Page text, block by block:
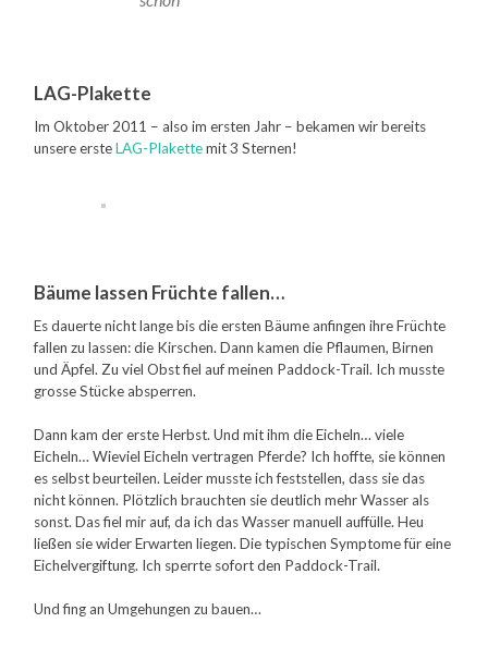
LAG-Plakette
Im Oktober 2011 – also im ersten Jahr – bekamen wir bereits
unsere ersteLAG-Plakettemit 3 Sternen!
Bäume lassen Früchte fallen…
Es dauerte nicht lange bis die ersten Bäume anfingen ihre Früchte
fallen zu lassen: die Kirschen. Dann kamen die Pflaumen, Birnen
und Äpfel. Zu viel Obst fiel auf meinen Paddock-Trail. Ich musste
grosse Stücke absperren.
Dann kam der erste Herbst. Und mit ihm die Eicheln… viele
Eicheln… Wieviel Eicheln vertragen Pferde? Ich hoffte, sie können
es selbst beurteilen. Leider musste ich feststellen, dass sie das
nicht können. Plötzlich brauchten sie deutlich mehr Wasser als
sonst. Das fiel mir auf, da ich das Wasser manuell auffülle. Heu
ließen sie wider Erwarten liegen. Die typischen Symptome für eine
Eichelvergiftung. Ich sperrte sofort den Paddock-Trail.
Und fing an Umgehungen zu bauen…